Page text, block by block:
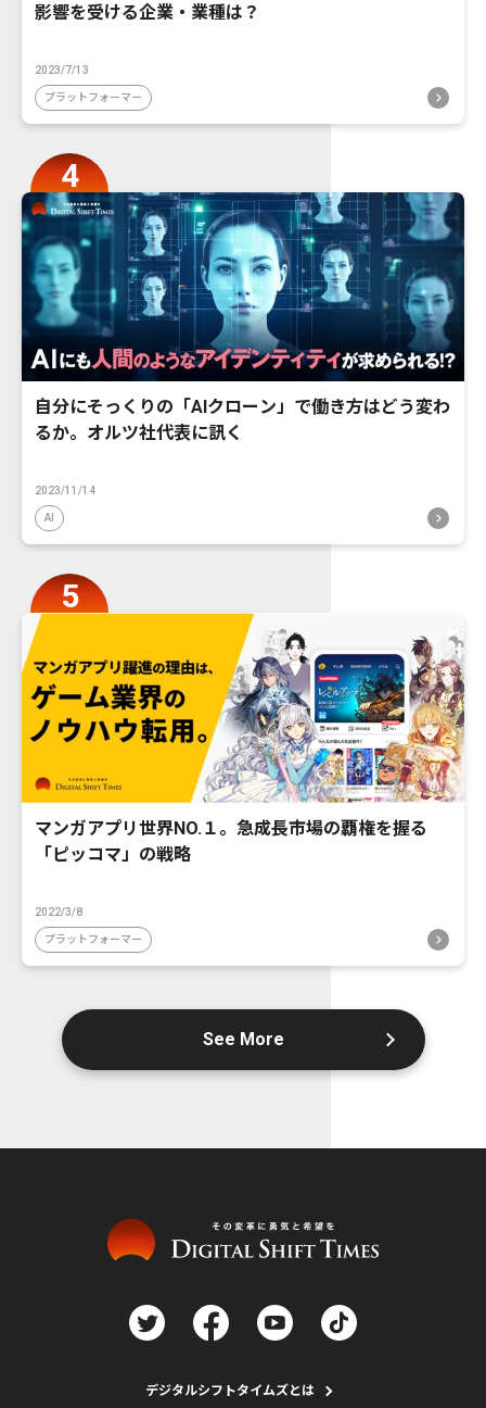
影響を受ける企業・業種は？
2023/7/13
プラットフォーマー
自分にそっくりの「AIクローン」で働き方はどう変わ
るか。オルツ社代表に訊く
2023/11/14
AI
マンガアプリ世界NO.１。急成長市場の覇権を握る
「ピッコマ」の戦略
2022/3/8
プラットフォーマー
See More
デジタルシフトタイムズとは